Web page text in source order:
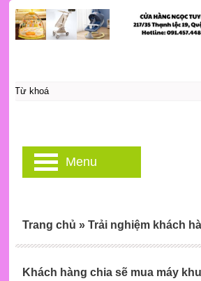
Khách hàng chia sẽ mua máy
Trang chủ » Trải nghiệm khách
Menu